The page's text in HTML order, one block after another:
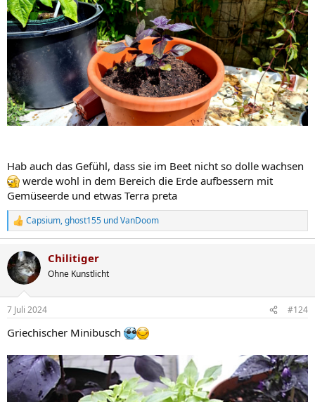
Hab auch das Gefühl, dass sie im Beet nicht so dolle wachsen
werde wohl in dem Bereich die Erde aufbessern mit
Gemüseerde und etwas Terra preta
R
e
k
t
i
e
:
Capsium,ghost155 undVanDoom
Chilitiger
Ohne Kunstlicht
7 Juli 2024 #124
Griechischer Minibusch